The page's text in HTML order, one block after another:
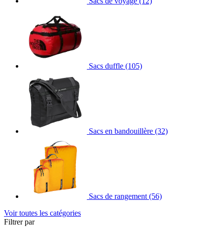
Sacs duffle (105)
Sacs en bandouillère (32)
Sacs de rangement (56)
Voir toutes les catégories
Filtrer par